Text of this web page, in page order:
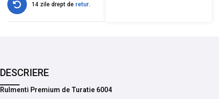
14 zile drept de retur.
DESCRIERE
Rulmenti Premium de Turatie 6004